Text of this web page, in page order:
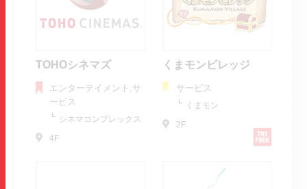
TOHOシネマズ
エンターテイメント,サ
ービス
シネマコンプレックス
4F
くまモンビレッジ
サービス
くまモン
2F